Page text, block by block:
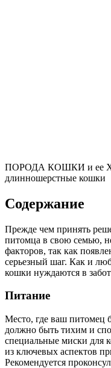
ПОРОДА КОШКИ и ее
длинношерстные кошки
Содержание
Прежде чем принять
питомца в свою семью,
факторов, так как
серьезный шаг. Как и
кошки нуждаются в
Питание
Место, где ваш питомец
должно быть тихим и
специальные миски
из ключевых аспектов
Рекомендуется